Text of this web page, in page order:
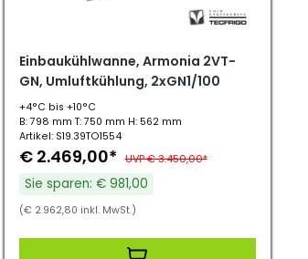
Einbaukühlwanne, Armonia 2VT-
GN, Umluftkühlung, 2xGN1/100
+4°C bis +10°C
B: 798 mm T: 750 mm H: 562 mm
Artikel: S19.39TO1554
€ 2.469,00* UVP € 3.450,00*
Sie sparen: € 981,00
(€ 2.962,80 inkl. MwSt.)